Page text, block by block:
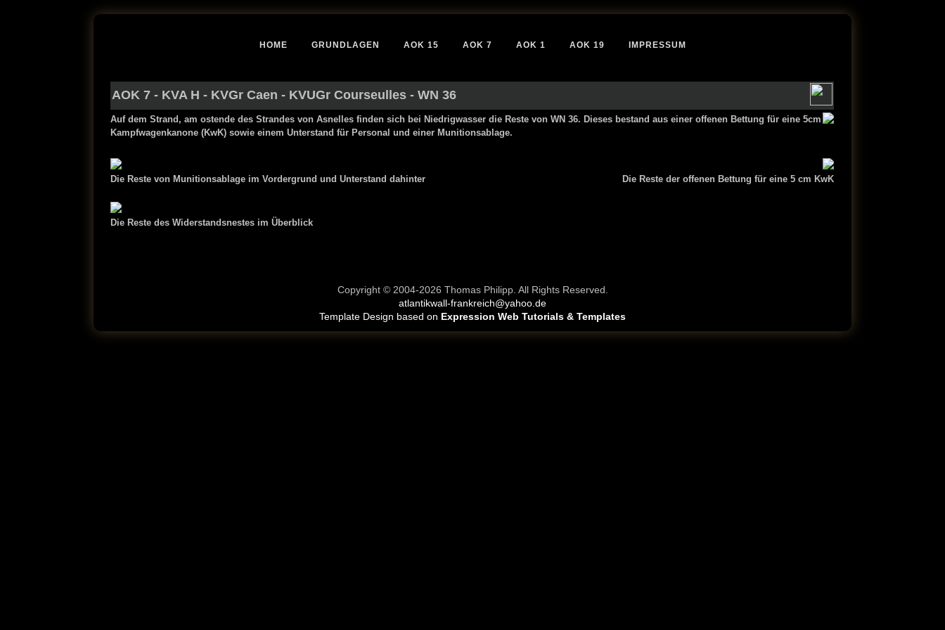
HOME GRUNDLAGEN AOK 15 AOK 7 AOK 1 AOK 19 IMPRESSUM
AOK 7 - KVA H - KVGr Caen - KVUGr Courseulles - WN 36
Auf dem Strand, am ostende des Strandes von Asnelles finden sich bei Niedrigwasser die Reste von WN 36. Dieses bestand aus einer offenen Bettung für eine 5cm
Kampfwagenkanone (KwK) sowie einem Unterstand für Personal und einer Munitionsablage.
Die Reste von Munitionsablage im Vordergrund und Unterstand dahinter Die Reste der offenen Bettung für eine 5 cm KwK
Die Reste des Widerstandsnestes im Überblick
Copyright © 2004-2026 Thomas Philipp. All Rights Reserved.
atlantikwall-frankreich@yahoo.de
Template Design based on Expression Web Tutorials & Templates